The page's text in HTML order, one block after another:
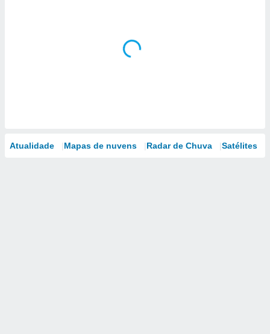
Atualidade Mapas de nuvens Radar de Chuva Satélites